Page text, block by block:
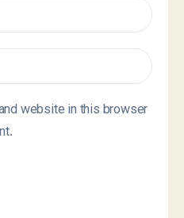
website in this browser